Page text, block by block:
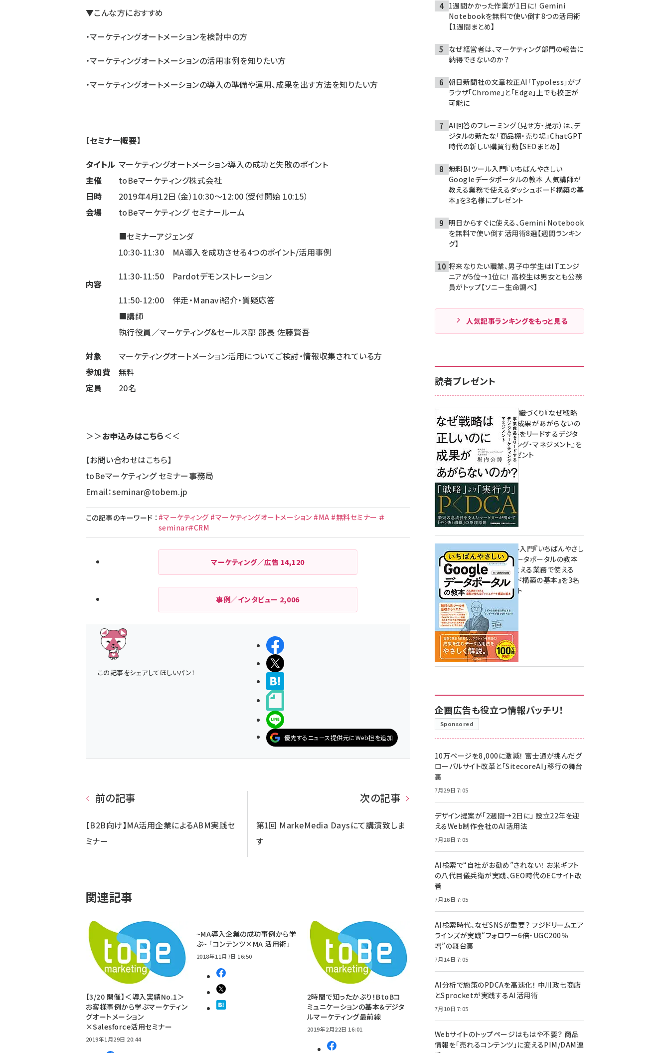
▼こんな方におすすめ
・マーケティングオートメーションを検討中の方
・マーケティングオートメーションの活用事例を知りたい方
・マーケティングオートメーションの導入の準備や運用、成果を出す方法を知りたい方
【セミナー概要】
タイトル マーケティングオートメーション導入の成功と失敗のポイント
主催
toBeマーケティング株式会社
日時
2019年4月12日（金）10:30～12:00（受付開始 10:15）
会場
toBeマーケティング セミナールーム
内容
■セミナーアジェンダ
10:30-11:30 MA導入を成功させる4つのポイント/活用事例
11:30-11:50 Pardotデモンストレーション
11:50-12:00 伴走・Manavi紹介・質疑応答
■講師
執行役員／マーケティング&セールス部 部長 佐藤賢吾
対象
マーケティングオートメーション活用についてご検討・情報収集されている方
参加費
無料
定員
20名
＞＞お申込みはこちら＜＜
【お問い合わせはこちら】
toBeマーケティング セミナー事務局
Email：seminar@tobem.jp
この記事のキーワード ： #マーケティング #マーケティングオートメーション #MA #無料セミナー ＃
seminar＃CRM
マーケティング／広告 14,120
事例／インタビュー 2,006
この記事をシェアしてほしいパン！
シェアする
ポストする
LINEで送る
優先するニュース提供元にWeb担を追加
前の記事
【B2B向け】MA活用企業によるABM実践セ
ミナー
次の記事
第1回 MarkeMedia Daysにて講演致しま
す
関連記事
【3/20 開催】＜導入実績No.1＞
お客様事例から学ぶマーケティン
グオートメーション
×Salesforce活用セミナー
2019年1月29日 20:44
~MA導入企業の成功事例から学
ぶ~ 「コンテンツ×MA 活用術」
2018年11月7日 16:50
2時間で知ったかぶり！BtoBコ
ミュニケーションの基本&デジタ
ルマーケティング最前線
2019年2月22日 16:01
1週間かかった作業が1日に！ Gemini
Notebookを無料で使い倒す8つの活用術
【1週間まとめ】
なぜ経営者は、マーケティング部門の報告に
納得できないのか？
朝日新聞社の文章校正AI「Typoless」がブ
ラウザ「Chrome」と「Edge」上でも校正が
可能に
AI回答のフレーミング（見せ方・提示）は、デ
ジタルの新たな「商品棚・売り場」――ChatGPT
時代の新しい購買行動【SEOまとめ】
無料BIツール入門『いちばんやさしい
Googleデータポータルの教本 人気講師が
教える業務で使えるダッシュボード構築の基
本』を3名様にプレゼント
明日からすぐに使える、Gemini Notebook
を無料で使い倒す活用術8選【週間ランキン
グ】
将来なりたい職業、男子中学生はITエンジ
ニアが5位→1位に！ 高校生は男女とも公務
員がトップ【ソニー生命調べ】
人気記事ランキングをもっと見る
読者プレゼント
成果を生む組織づくり『なぜ戦略
は正しいのに成果があがらないの
か？ 事業成長をリードするデジタ
ルマーケティング・マネジメント』を
3名様にプレゼント
10:00
無料BIツール入門『いちばんやさし
いGoogleデータポータルの教本
人気講師が教える業務で使える
ダッシュボード構築の基本』を3名
様にプレゼント
7月31日 10:00
企画広告も役立つ情報バッチリ！
Sponsored
10万ページを8,000に激減！ 富士通が挑んだグ
ローバルサイト改革と「SitecoreAI」移行の舞台
裏
7月29日 7:05
デザイン提案が「2週間→2日に」 設立22年を迎
えるWeb制作会社のAI活用法
7月28日 7:05
AI検索で“自社がお勧め”されない！ お米ギフト
の八代目儀兵衛が実践、GEO時代のECサイト改
善
7月16日 7:05
AI検索時代、なぜSNSが重要？ フジドリームエア
ラインズが実践“フォロワー6倍・UGC200％
増”の舞台裏
7月14日 7:05
AI分析で施策のPDCAを高速化！ 中川政七商店
とSprocketが実践するAI活用術
7月10日 7:05
Webサイトのトップページはもはや不要？ 商品
情報を「売れるコンテンツ」に変えるPIM/DAM連